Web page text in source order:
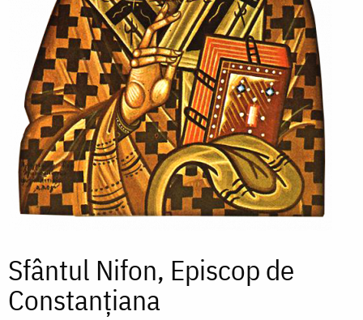
Sfântul Nifon, Episcop de
Constanțiana